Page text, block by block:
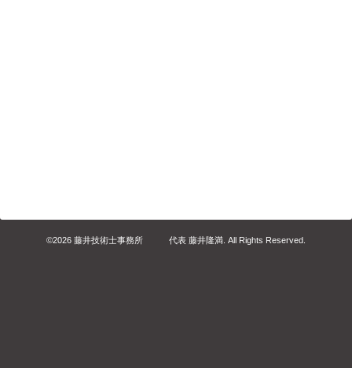
©2026 藤井技術士事務所 代表 藤井隆満 . All Rights Reserved.